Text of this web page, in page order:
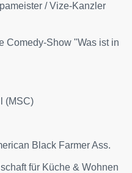
/ Vize-Kanzler
Comedy-Show "Was ist in
(MSC)
Black Farmer Ass.
für Küche & Wohnen